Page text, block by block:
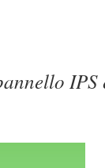
IPS